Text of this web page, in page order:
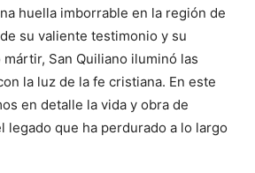
huella imborrable en la región de
su valiente testimonio y su
San Quiliano iluminó las
la luz de la fe cristiana. En este
en detalle la vida y obra de
legado que ha perdurado a lo largo